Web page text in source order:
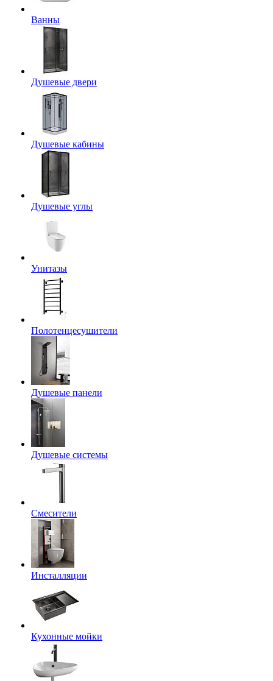
Ванны
Душевые двери
Душевые кабины
Душевые углы
Унитазы
Полотенцесушители
Душевые панели
Душевые системы
Смесители
Инсталляции
Кухонные мойки